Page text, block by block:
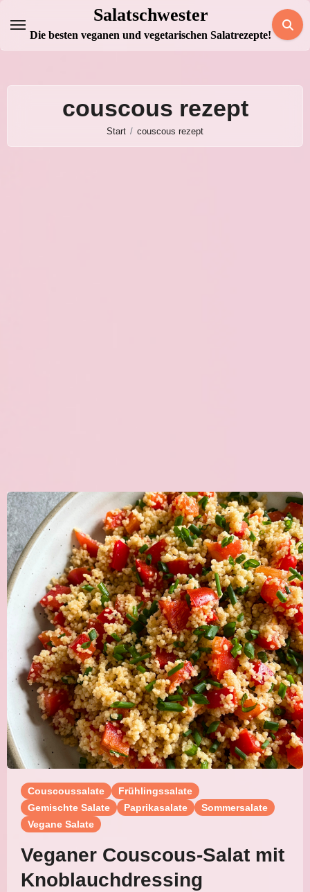
Inhalt
springen
Salatschwester
Die besten veganen und vegetarischen Salatrezepte!
couscous rezept
Start couscous rezept
Couscoussalate
Frühlingssalate
Gemischte Salate
Paprikasalate
Sommersalate
Vegane Salate
Veganer Couscous-Salat mit
Knoblauchdressing